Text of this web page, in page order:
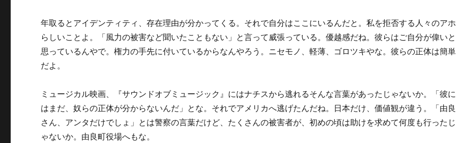
年取るとアイデンティティ、存在理由が分かってくる。それで自分はここにいるんだと。私を拒否する人々のアホ
らしいことよ。「風力の被害など聞いたこともない」と言って威張っている。優越感だね。彼らはご自分が偉いと
思っているんやで。権力の手先に付いているからなんやろう。ニセモノ、軽薄、ゴロツキやな。彼らの正体は簡単
だよ。
ミュージカル映画、『サウンドオブミュージック』にはナチスから逃れるそんな言葉があったじゃないか。「彼に
はまだ、奴らの正体が分からないんだ」とな。それでアメリカへ逃げたんだね。日本だけ、価値観が違う。「由良
さん、アンタだけでしょ」とは警察の言葉だけど、たくさんの被害者が、初めの頃は助けを求めて何度も行ったじ
ゃないか。由良町役場へもな。